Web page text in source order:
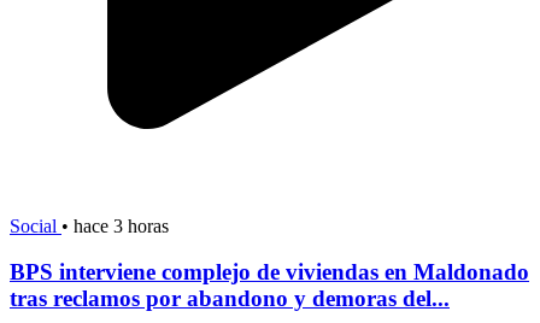
Social • hace 3 horas
BPS interviene complejo de viviendas en Maldonado
tras reclamos por abandono y demoras del...